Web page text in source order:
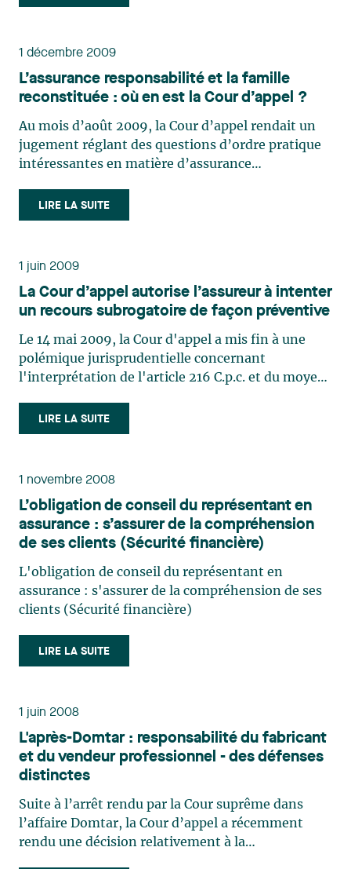
graves troubles neurologiques. Les demandeurs
1 décembre 2009
L’assurance responsabilité et la famille
reconstituée : où en est la Cour d’appel ?
Au mois d’août 2009, la Cour d’appel rendait un
jugement réglant des questions d’ordre pratique
intéressantes en matière d’assurance
procédural approprié en matière de recours d’un
assureur responsabilité contre un autre en cas de
LIRE LA SUITE
1 juin 2009
La Cour d’appel autorise l’assureur à intenter
un recours subrogatoire de façon préventive
Le 14 mai 2009, la Cour d'appel a mis fin à une
polémique jurisprudentielle concernant
l'interprétation de l'article 216 C.p.c. et du moyen
ses droits de subrogation. La question examinée
par la Cour est ainsi formulée : « l'assureur qui,
LIRE LA SUITE
1 novembre 2008
L’obligation de conseil du représentant en
assurance : s’assurer de la compréhension
de ses clients (Sécurité financière)
L'obligation de conseil du représentant en
assurance : s'assurer de la compréhension de ses
clients (Sécurité financière)
LIRE LA SUITE
1 juin 2008
L'après-Domtar : responsabilité du fabricant
et du vendeur professionnel - des défenses
distinctes
Suite à l’arrêt rendu par la Cour suprême dans
l’affaire Domtar, la Cour d’appel a récemment
rendu une décision relativement à la